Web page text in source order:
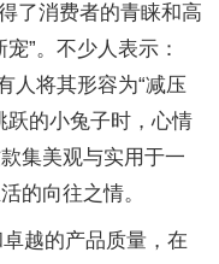
了消费者的青睐和高
”。不少人表示：
人将其形容为“减压
跃的小兔子时，心情
集美观与实用于一
的向往之情。
越的产品质量，在